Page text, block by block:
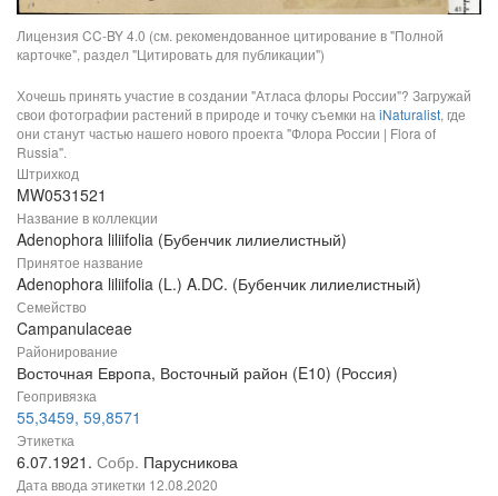
Лицензия CC-BY 4.0 (см. рекомендованное цитирование в "Полной
карточке", раздел "Цитировать для публикации")
Хочешь принять участие в создании "Атласа флоры России"? Загружай
свои фотографии растений в природе и точку съемки на iNaturalist, где
они станут частью нашего нового проекта "Флора России | Flora of
Russia".
Штрихкод
MW0531521
Название в коллекции
Adenophora liliifolia (Бубенчик лилиелистный)
Принятое название
Adenophora liliifolia (L.) A.DC. (Бубенчик лилиелистный)
Семейство
Campanulaceae
Районирование
Восточная Европа, Восточный район (E10) (Россия)
Геопривязка
55,3459, 59,8571
Этикетка
6.07.1921. Собр. Парусникова
Дата ввода этикетки 12.08.2020